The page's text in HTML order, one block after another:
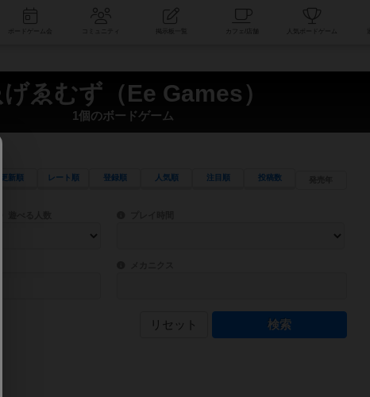
コミュニティ
げゑむず（Ee Games）
1個のボードゲーム
更新順 レート順 登録順 人気順 注目順 投稿数
ます。 目安となる所要時間を指定することができます。マニュア
・ストーリーを指定することができます。直感的にゲームシステムを理解できるよう、中
ゲーム性を構成するコアシステムです。主にボードゲーム
リセット